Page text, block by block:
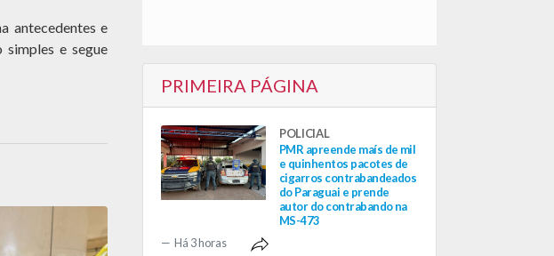
antecedentes e
e segue
PRIMEIRA PÁGINA
POLICIAL
PMR apreende maís de mil
e quinhentos pacotes de
cigarros contrabandeados
do Paraguai e prende
autor do contrabando na
MS-473
Há 3 horas